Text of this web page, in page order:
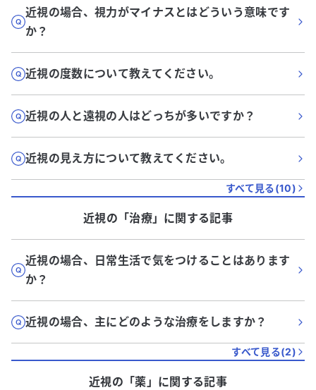
近視の場合、視力がマイナスとはどういう意味です
か？
近視の度数について教えてください。
近視の人と遠視の人はどっちが多いですか？
近視の見え方について教えてください。
すべて見る(10)
近視の「治療」に関する記事
近視の場合、日常生活で気をつけることはあります
か？
近視の場合、主にどのような治療をしますか？
すべて見る(2)
近視の「薬 」に関する記事